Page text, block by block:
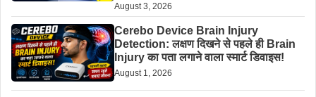
August 3, 2026
Cerebo Device Brain Injury
Detection: लक्षण दिखने से पहले ही Brain
Injury का पता लगाने वाला स्मार्ट डिवाइस!
August 1, 2026